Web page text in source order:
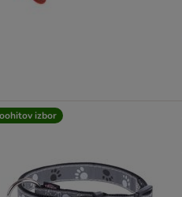
izbor